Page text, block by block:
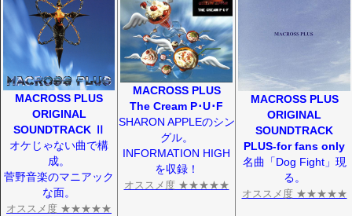
MACROSS PLUS
ORIGINAL
SOUNDTRACK Ⅱ
オケじゃない曲で構
成。
菅野音楽のマニアック
な面。
オススメ度 ★★★★★
MACROSS PLUS
The Cream P･U･F
SHARON APPLEのシン
グル。
INFORMATION HIGH
を収録！
オススメ度 ★★★★★
MACROSS PLUS
ORIGINAL
SOUNDTRACK
PLUS-for fans only
名曲「Dog Fight」現
る。
オススメ度 ★★★★★